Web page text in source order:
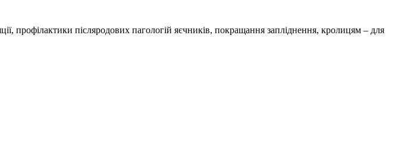
профілактики післяродових пагологій яєчників, покращання запліднення, кролицям – для